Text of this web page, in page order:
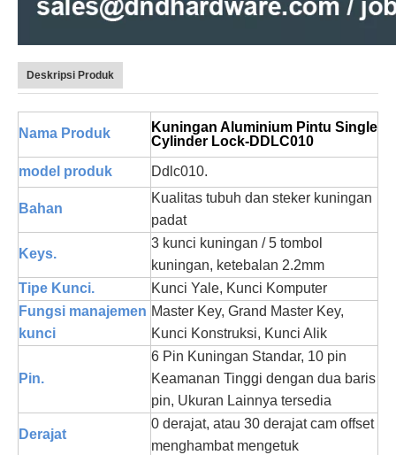
Deskripsi Produk
Nama Produk
Kuningan Aluminium Pintu Single
Cylinder Lock-DDLC010
model produk
Ddlc010.
Bahan
Kualitas tubuh dan steker kuningan
padat
Keys.
3 kunci kuningan / 5 tombol
kuningan, ketebalan 2.2mm
Tipe Kunci.
Kunci Yale, Kunci Komputer
Fungsi manajemen
kunci
Master Key, Grand Master Key,
Kunci Konstruksi, Kunci Alik
Pin.
6 Pin Kuningan Standar, 10 pin
Keamanan Tinggi dengan dua baris
pin, Ukuran Lainnya tersedia
Derajat
0 derajat, atau 30 derajat cam offset
menghambat mengetuk